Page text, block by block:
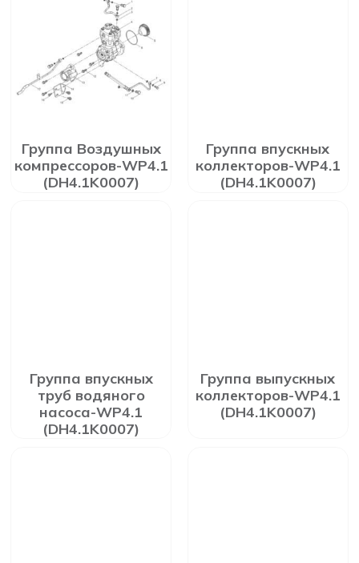
Группа Воздушных
компрессоров-WP4.1
(DH4.1K0007)
Группа впускных
коллекторов-WP4.1
(DH4.1K0007)
Группа впускных
труб водяного
насоса-WP4.1
(DH4.1K0007)
Группа выпускных
коллекторов-WP4.1
(DH4.1K0007)